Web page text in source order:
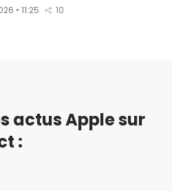
• 11:25 10
actus Apple sur
: